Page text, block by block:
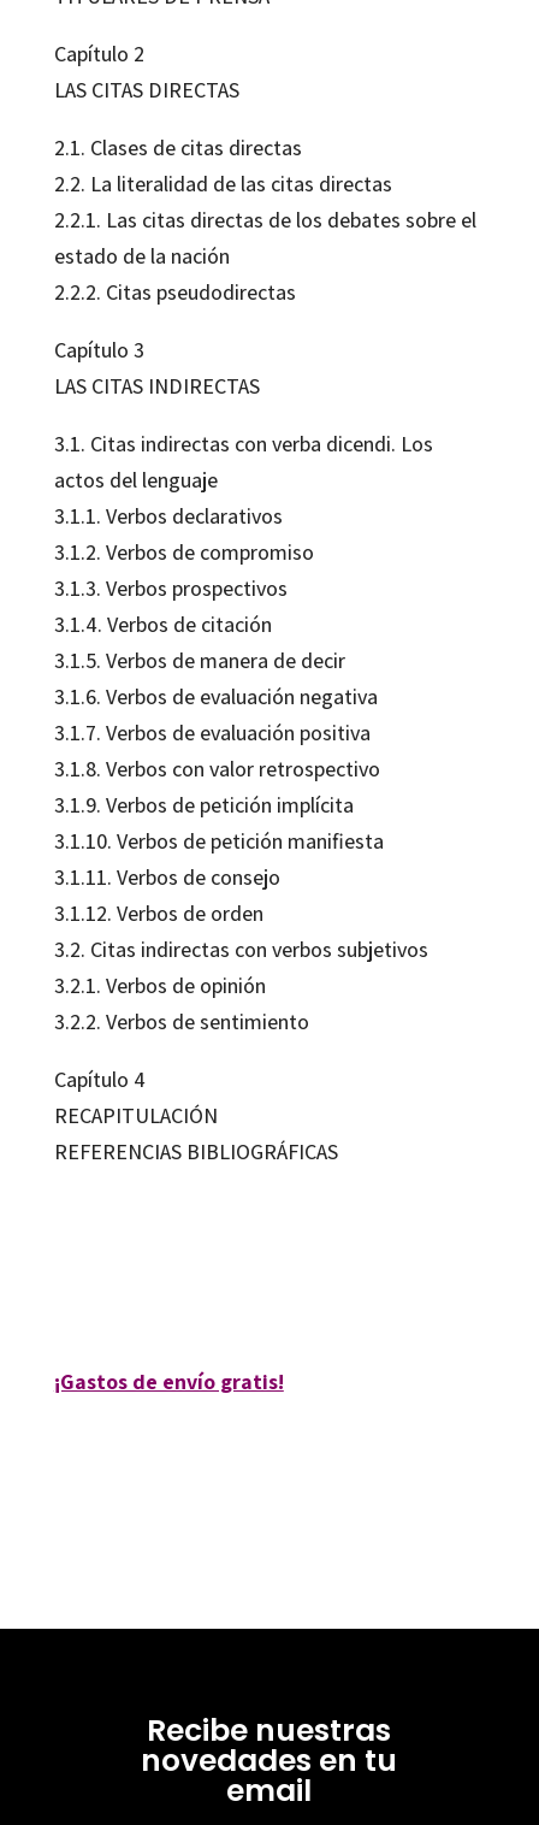
Capítulo 2
LAS CITAS DIRECTAS
2.1. Clases de citas directas
2.2. La literalidad de las citas directas
2.2.1. Las citas directas de los debates sobre el
estado de la nación
2.2.2. Citas pseudodirectas
Capítulo 3
LAS CITAS INDIRECTAS
3.1. Citas indirectas con verba dicendi. Los
actos del lenguaje
3.1.1. Verbos declarativos
3.1.2. Verbos de compromiso
3.1.3. Verbos prospectivos
3.1.4. Verbos de citación
3.1.5. Verbos de manera de decir
3.1.6. Verbos de evaluación negativa
3.1.7. Verbos de evaluación positiva
3.1.8. Verbos con valor retrospectivo
3.1.9. Verbos de petición implícita
3.1.10. Verbos de petición manifiesta
3.1.11. Verbos de consejo
3.1.12. Verbos de orden
3.2. Citas indirectas con verbos subjetivos
3.2.1. Verbos de opinión
3.2.2. Verbos de sentimiento
Capítulo 4
RECAPITULACIÓN
REFERENCIAS BIBLIOGRÁFICAS
¡Gastos de envío gratis!
Recibe nuestras
novedades en tu
email